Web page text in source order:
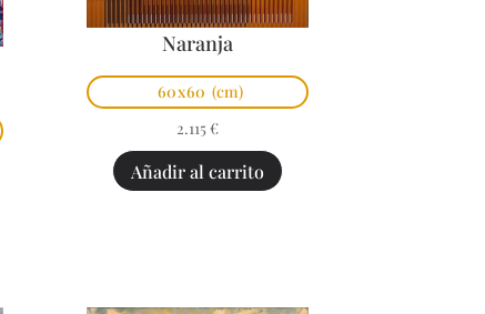
Naranja
60x60 (cm)
2.115 €
Añadir al carrito